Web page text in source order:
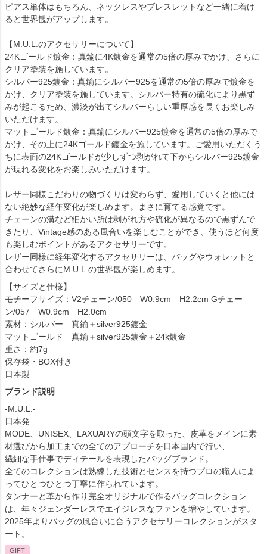
ピアス単体はもちろん、ネックレスやブレスレットなど一緒に着け
ると世界観がアップします。
【M.U.L.のアクセサリーについて】
24Kゴールド鍍金：真鍮に4K鍍金を通常の5倍の厚みでかけ、さらに
クリア塗装を施しています。
シルバー925鍍金：真鍮にシルバー925を通常の5倍の厚みで鍍金を
かけ、クリア塗装を施しています。シルバー特有の硫化により黒ず
みが起こるため、濃淡が出てシルバーらしい重厚感を長くお楽しみ
いただけます。
マットゴールド鍍金：真鍮にシルバー925鍍金を通常の5倍の厚みで
かけ、その上に24Kゴールド鍍金を施しています。ご愛用いただくう
ちに表面の24Kゴールドが少しずつ剥がれて下からシルバー925鍍金
が現れる変化をお楽しみいただけます。
レザー同様こだわりの物づくりは変わらず、愛用していくと他には
ない絶妙な経年変化が楽しめます。まさに育てる感覚です。
チェーンの溝など細かい所は剥がれ方や硫化が異なるので黒ずんで
きたり、Vintage感のある風合いを楽しむことができ、使うほど何度
も楽しむポイントがあるアクセサリーです。
レザー同様に経年変化するアクセサリーは、バッグやウォレットと
合わせてさらにM.U.L.の世界観が楽しめます。
【サイズと仕様】
モチーフサイズ：V2チェーン/050 W0.9cm H2.2cm Gチェー
ン/057 W0.9cm H2.0cm
素材：シルバー 真鍮＋silver925鍍金
マットゴールド 真鍮＋silver925鍍金＋24k鍍金
重さ：約7g
保存袋・BOX付き
日本製
ブランド説明
-M.U.L.-
日本発
MODE、UNISEX、LAXUARYの頭文字を取った、皮革をメインに素
材選びから加工までの全てのアプローチを日本国内で行い、
繊細な手仕事でディテールを表現したバッグブランド。
全てのコレクションは熟練した技術とセンスを持つプロの職人によ
ってひとつひとつ丁寧に作られています。
タンナーと革から作り完全オリジナルで作るバッグコレクション
は、年々ジェンダーレスでエイジレスなファンを増やしています。
2025年よりバッグの風合いに合うアクセサリーコレクションがスタ
ート。
GIFT